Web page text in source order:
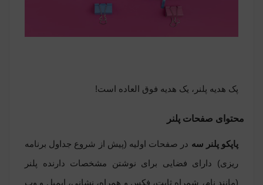
پک هدیه پلنر ، یک هدیه فوق العاده است!
محتوای صفحات پلنر
پاپکو پلنر سه در صفحات اولیه (پیش از شروع جداول برنامه
ریزی) دارای فضایی برای نوشتن مشخصات دارنده پلنر
(مانند نام، شمراه ثابت، فکس و همراه، نشانی، ایمیل و وب